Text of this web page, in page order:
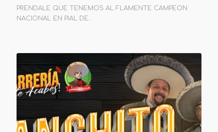
PRENDALE QUE TENEMOS AL FLAMENTE CAMPEON
NACIONAL EN PIAL DE…